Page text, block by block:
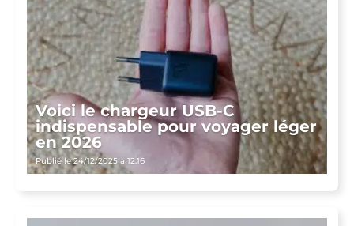
Voici le chargeur USB-C
indispensable pour voyager léger
en 2026
Publié le 24/12/2025 à 12:16